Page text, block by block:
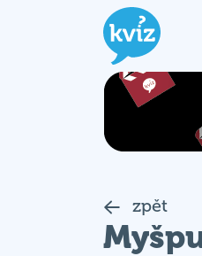
zpět